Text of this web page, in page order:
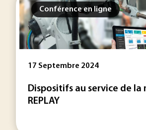
Conférence en ligne
17 Septembre 2024
Dispositifs au service de la
REPLAY